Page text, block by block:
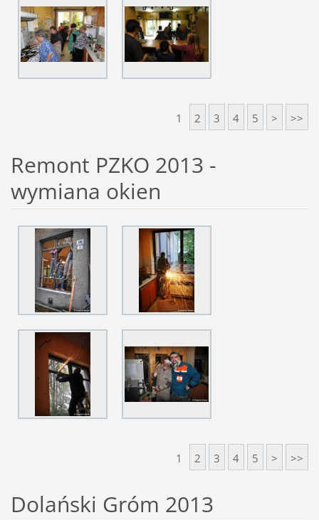
1 2 3 4 5 > >>
Remont PZKO 2013 -
wymiana okien
1 2 3 4 5 > >>
Dolański Gróm 2013